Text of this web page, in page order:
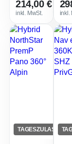
214,00 €
inkl. MwSt. inkl.
TAGESZULASSUNG